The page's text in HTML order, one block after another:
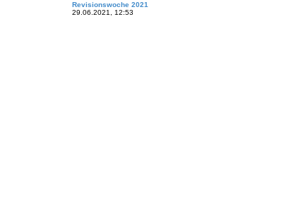
Revisionswoche 2021
29.06.2021, 12:53